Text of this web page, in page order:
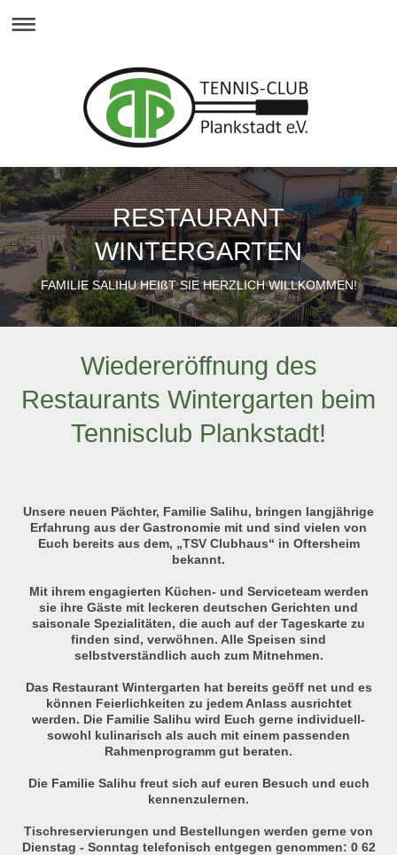
RESTAURANT
WINTERGARTEN
FAMILIE SALIHU HEIßT SIE HERZLICH WILLKOMMEN!
Wiedereröffnung des
Restaurants Wintergarten beim
Tennisclub Plankstadt!
Unsere neuen Pächter, Familie Salihu, bringen langjährige
Erfahrung aus der Gastronomie mit und sind vielen von
Euch bereits aus dem, „TSV Clubhaus“ in Oftersheim
bekannt.
Mit ihrem engagierten Küchen- und Serviceteam werden
sie ihre Gäste mit leckeren deutschen Gerichten und
saisonale Spezialitäten, die auch auf der Tageskarte zu
finden sind, verwöhnen. Alle Speisen sind
selbstverständlich auch zum Mitnehmen.
Das Restaurant Wintergarten hat bereits geöff net und es
können Feierlichkeiten zu jedem Anlass ausrichtet
werden. Die Familie Salihu wird Euch gerne individuell-
sowohl kulinarisch als auch mit einem passenden
Rahmenprogramm gut beraten.
Die Familie Salihu freut sich auf euren Besuch und euch
kennenzulernen.
Tischreservierungen und Bestellungen werden gerne von
Dienstag - Sonntag telefonisch entgegen genommen: 0 62